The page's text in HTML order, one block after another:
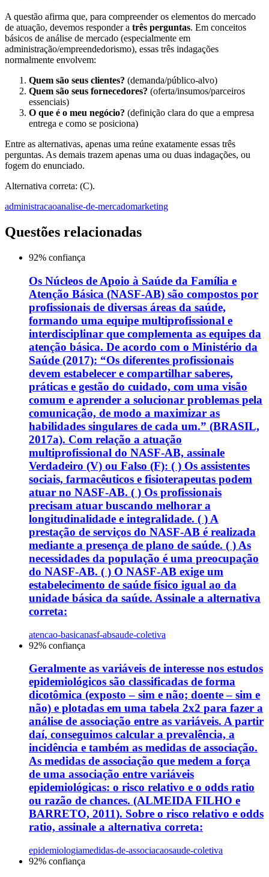
A questão afirma que, para compreender os elementos do mercado
de atuação, devemos responder a três perguntas. Em conceitos
básicos de análise de mercado (especialmente em
administração/empreendedorismo), essas três indagações
normalmente envolvem:
Quem são seus clientes? (demanda/público-alvo)
Quem são seus fornecedores? (oferta/insumos/parceiros
essenciais)
O que é o meu negócio? (definição clara do que a empresa
entrega e como se posiciona)
Entre as alternativas, apenas uma reúne exatamente essas três
perguntas. As demais trazem apenas uma ou duas indagações, ou
fogem do enunciado.
Alternativa correta: (C).
administracaoanalise-de-mercadomarketing
Questões relacionadas
92% confiança
Os Núcleos de Apoio à Saúde da Família e
Atenção Básica (NASF-AB) são compostos por
profissionais de diversas áreas da saúde,
formando uma equipe multiprofissional e
interdisciplinar que complementa as equipes da
atenção básica. De acordo com o Ministério da
Saúde (2017): “Os diferentes profissionais
devem estabelecer e compartilhar saberes,
práticas e gestão do cuidado, com uma visão
comum e aprender a solucionar problemas pela
comunicação, de modo a maximizar as
habilidades singulares de cada um.” (BRASIL,
2017a). Com relação a atuação
multiprofissional do NASF-AB, assinale
Verdadeiro (V) ou Falso (F): ( ) Os assistentes
sociais, farmacêuticos e fisioterapeutas podem
atuar no NASF-AB. ( ) Os profissionais
precisam atuar buscando melhorar a
longitudinalidade e integralidade. ( ) A
prestação de serviços do NASF-AB é realizada
mediante a presença de plano de saúde. ( ) As
necessidades da população é uma preocupação
do NASF-AB. ( ) O NASF-AB exige um
estabelecimento de saúde físico igual ao da
unidade básica da saúde. Assinale a alternativa
correta:
atencao-basicanasf-absaude-coletiva
92% confiança
Geralmente as variáveis de interesse nos estudos
epidemiológicos são classificadas de forma
dicotômica (exposto – sim e não; doente – sim e
não) e plotadas em uma tabela 2x2 para fazer a
análise de associação entre as variáveis. A partir
daí, conseguimos calcular a prevalência, a
incidência e também as medidas de associação.
As medidas de associação que medem a força
de uma associação entre variáveis
epidemiológicas: o risco relativo e o odds ratio
ou razão de chances. (ALMEIDA FILHO e
BARRETO, 2011). Sobre o risco relativo e odds
ratio, assinale a alternativa correta:
epidemiologiamedidas-de-associacaosaude-coletiva
92% confiança